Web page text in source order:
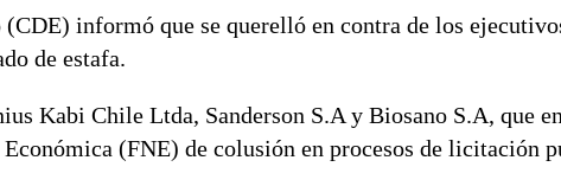
informó que se querelló en contra de los
de estafa.
Kabi Chile Ltda, Sanderson S.A y Biosano S.A, que
(FNE) de colusión en procesos de licitación